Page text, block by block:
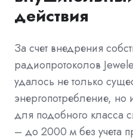
действия
За счет внедрения
радиопротоколов
удалось не только
энергопотребление, но
для подобного класса
– до 2000 м без учета